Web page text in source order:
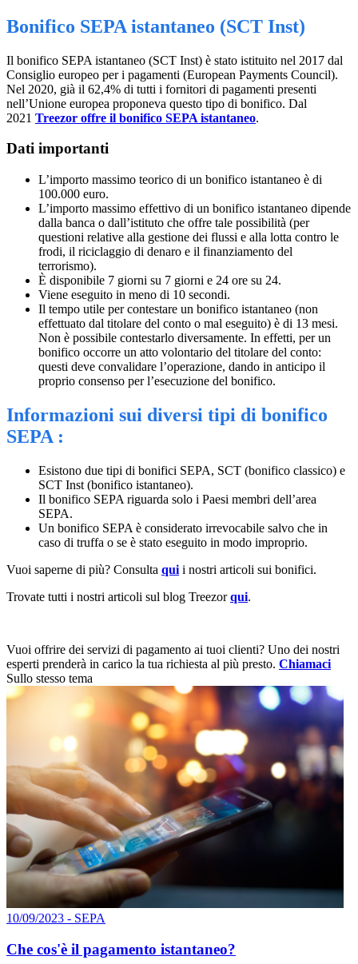
Bonifico SEPA istantaneo (SCT Inst)
Il bonifico SEPA istantaneo (SCT Inst) è stato istituito nel 2017 dal
Consiglio europeo per i pagamenti (European Payments Council).
Nel 2020, già il 62,4% di tutti i fornitori di pagamenti presenti
nell’Unione europea proponeva questo tipo di bonifico. Dal
2021 Treezor offre il bonifico SEPA istantaneo.
Dati importanti
L’importo massimo teorico di un bonifico istantaneo è di
100.000 euro.
L’importo massimo effettivo di un bonifico istantaneo dipende
dalla banca o dall’istituto che offre tale possibilità (per
questioni relative alla gestione dei flussi e alla lotta contro le
frodi, il riciclaggio di denaro e il finanziamento del
terrorismo).
È disponibile 7 giorni su 7 giorni e 24 ore su 24.
Viene eseguito in meno di 10 secondi.
Il tempo utile per contestare un bonifico istantaneo (non
effettuato dal titolare del conto o mal eseguito) è di 13 mesi.
Non è possibile contestarlo diversamente. In effetti, per un
bonifico occorre un atto volontario del titolare del conto:
questi deve convalidare l’operazione, dando in anticipo il
proprio consenso per l’esecuzione del bonifico.
Informazioni sui diversi tipi di bonifico
SEPA :
Esistono due tipi di bonifici SEPA, SCT (bonifico classico) e
SCT Inst (bonifico istantaneo).
Il bonifico SEPA riguarda solo i Paesi membri dell’area
SEPA.
Un bonifico SEPA è considerato irrevocabile salvo che in
caso di truffa o se è stato eseguito in modo improprio.
Vuoi saperne di più? Consulta qui i nostri articoli sui bonifici.
Trovate tutti i nostri articoli sul blog Treezorqui.
Vuoi offrire dei servizi di pagamento ai tuoi clienti? Uno dei nostri
esperti prenderà in carico la tua richiesta al più presto. Chiamaci
Sullo stesso tema
10/09/2023 - SEPA
Che cos'è il pagamento istantaneo?